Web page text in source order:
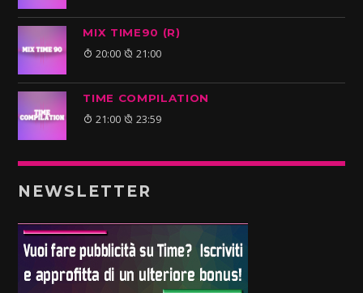
MIX TIME90 (R)
20:00 21:00
TIME COMPILATION
21:00 23:59
NEWSLETTER